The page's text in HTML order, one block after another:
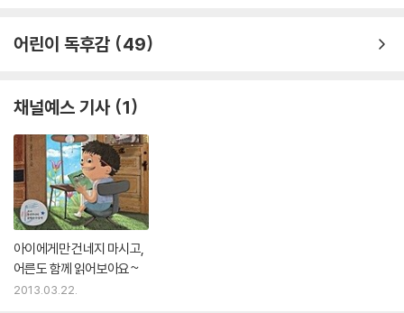
어린이 독후감 49
채널예스 기사 1
아이에게만 건네지 마시고,
어른도 함께 읽어보아요~
2013.03.22.